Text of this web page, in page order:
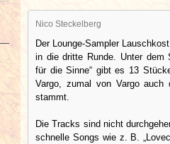
Nico Steckelberg
Der Lounge-Sampler
in die dritte Runde. Unter dem
für die Sinne“ gibt es 13
Vargo, zumal von Vargo
stammt.
Die Tracks sind nicht
schnelle Songs wie z. B.